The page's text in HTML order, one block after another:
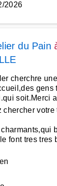
2026
du Pain
cherchre
gens
soit.Merci
chercher
font tres tres